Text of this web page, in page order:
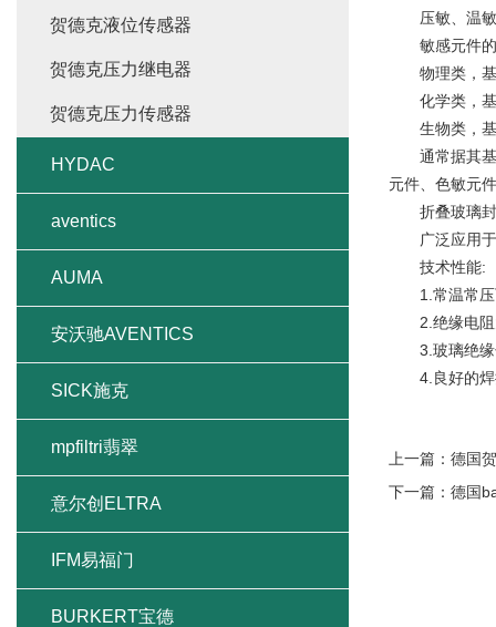
压敏、温敏
敏感元件的
物理类，基
化学类，基
生物类，基
通常据其基
元件、色敏元
折叠玻璃封
广泛应用于
技术性能:
1.常温常压
2.绝缘电阻
3.玻璃绝缘
4.良好的焊
上一篇： 德国
下一篇： 德国
贺德克液位传感器
贺德克压力继电器
贺德克压力传感器
HYDAC
aventics
AUMA
安沃驰AVENTICS
SICK施克
mpfiltri翡翠
意尔创ELTRA
IFM易福门
BURKERT宝德